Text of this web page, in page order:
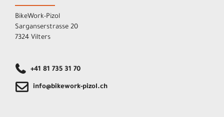
BikeWork-Pizol
Sarganserstrasse 20
7324 Vilters
+41 81 735 31 70
info@bikework-pizol.ch